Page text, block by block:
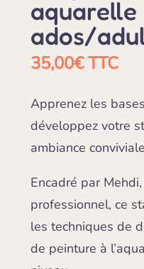
aquarelle
ados/
35,00€ TTC
Apprenez les
développez votre
ambiance
Encadré par
professionnel, ce
les techniques de
de peinture à